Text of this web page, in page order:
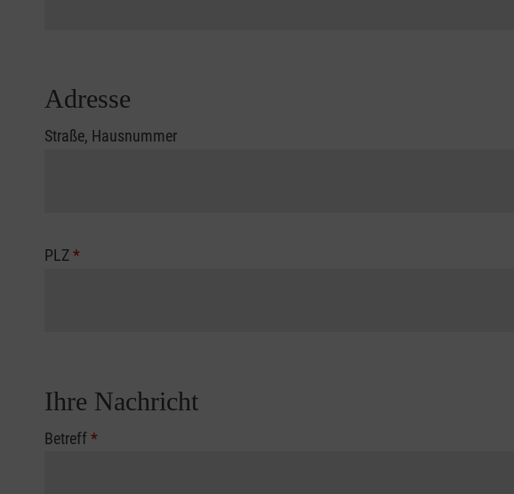
Adresse
Straße, Hausnummer
PLZ*
Ihre Nachricht
Betreff*